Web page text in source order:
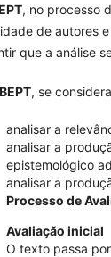
, no processo
de autores
que a análise
, se
analisar a
analisar a
epistemológico
analisar a
Processo de
Avaliação inicial
O texto passa